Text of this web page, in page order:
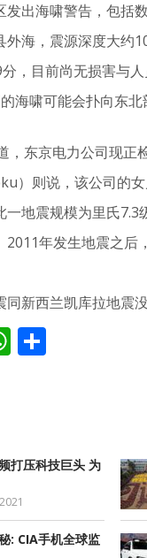
出海啸警告，包括
海，震源深度大约
，目前尚无损害与人
海啸可能会扑向东
东京电力公司现正
）则说，该公司的女
地震规模为里氏7.3
年发生地震之后
新西兰凯库拉地震没
WhatsApp
打压科技巨头 为
: CIA手机全球监